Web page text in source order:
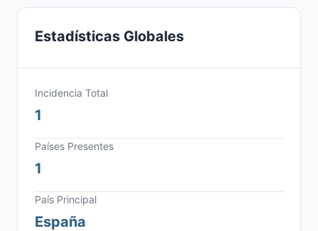
Estadísticas Globales
Incidencia Total
1
Países Presentes
1
País Principal
España